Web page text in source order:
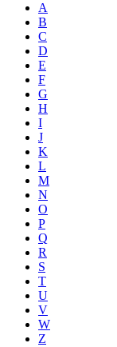
A
B
C
D
E
F
G
H
I
J
K
L
M
N
O
P
Q
R
S
T
U
V
W
Z